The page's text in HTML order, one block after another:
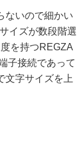
ないので細かい
イズが数段階選
を持つREGZA
子接続であって
文字サイズを上